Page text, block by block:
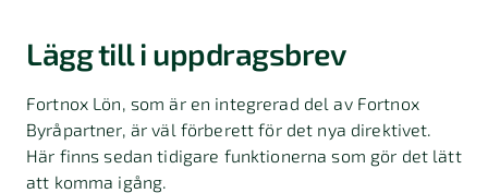
Lägg till i uppdragsbrev
Fortnox Lön, som är en integrerad del av Fortnox
Byråpartner, är väl förberett för det nya direktivet.
Här finns sedan tidigare funktionerna som gör det lätt
att komma igång.